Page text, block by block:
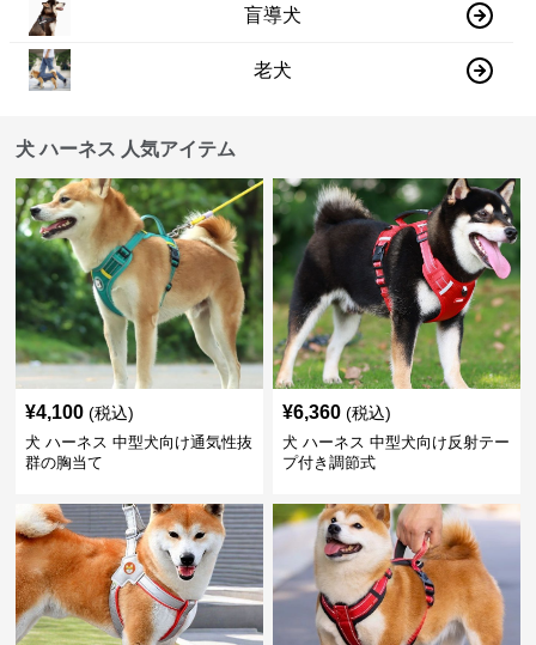
盲導犬
老犬
犬 ハーネス 人気アイテム
¥4,100 (税込)
犬 ハーネス 中型犬向け通気性抜
群の胸当て
¥6,360 (税込)
犬 ハーネス 中型犬向け反射テー
プ付き調節式